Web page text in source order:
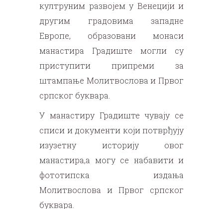
култруним развојем у Венецији и
другим градовима западне
Европе, образовани монаси
манастира Градиште могли су
приступити припреми за
штампање Молитвослова и Првог
српског буквара.
У манастиру Градиште чувају се
списи и документи који потврђују
изузетну историју овог
манастира,а могу се набавити и
фототипска издања
Молитвослова и Првог српског
буквара.